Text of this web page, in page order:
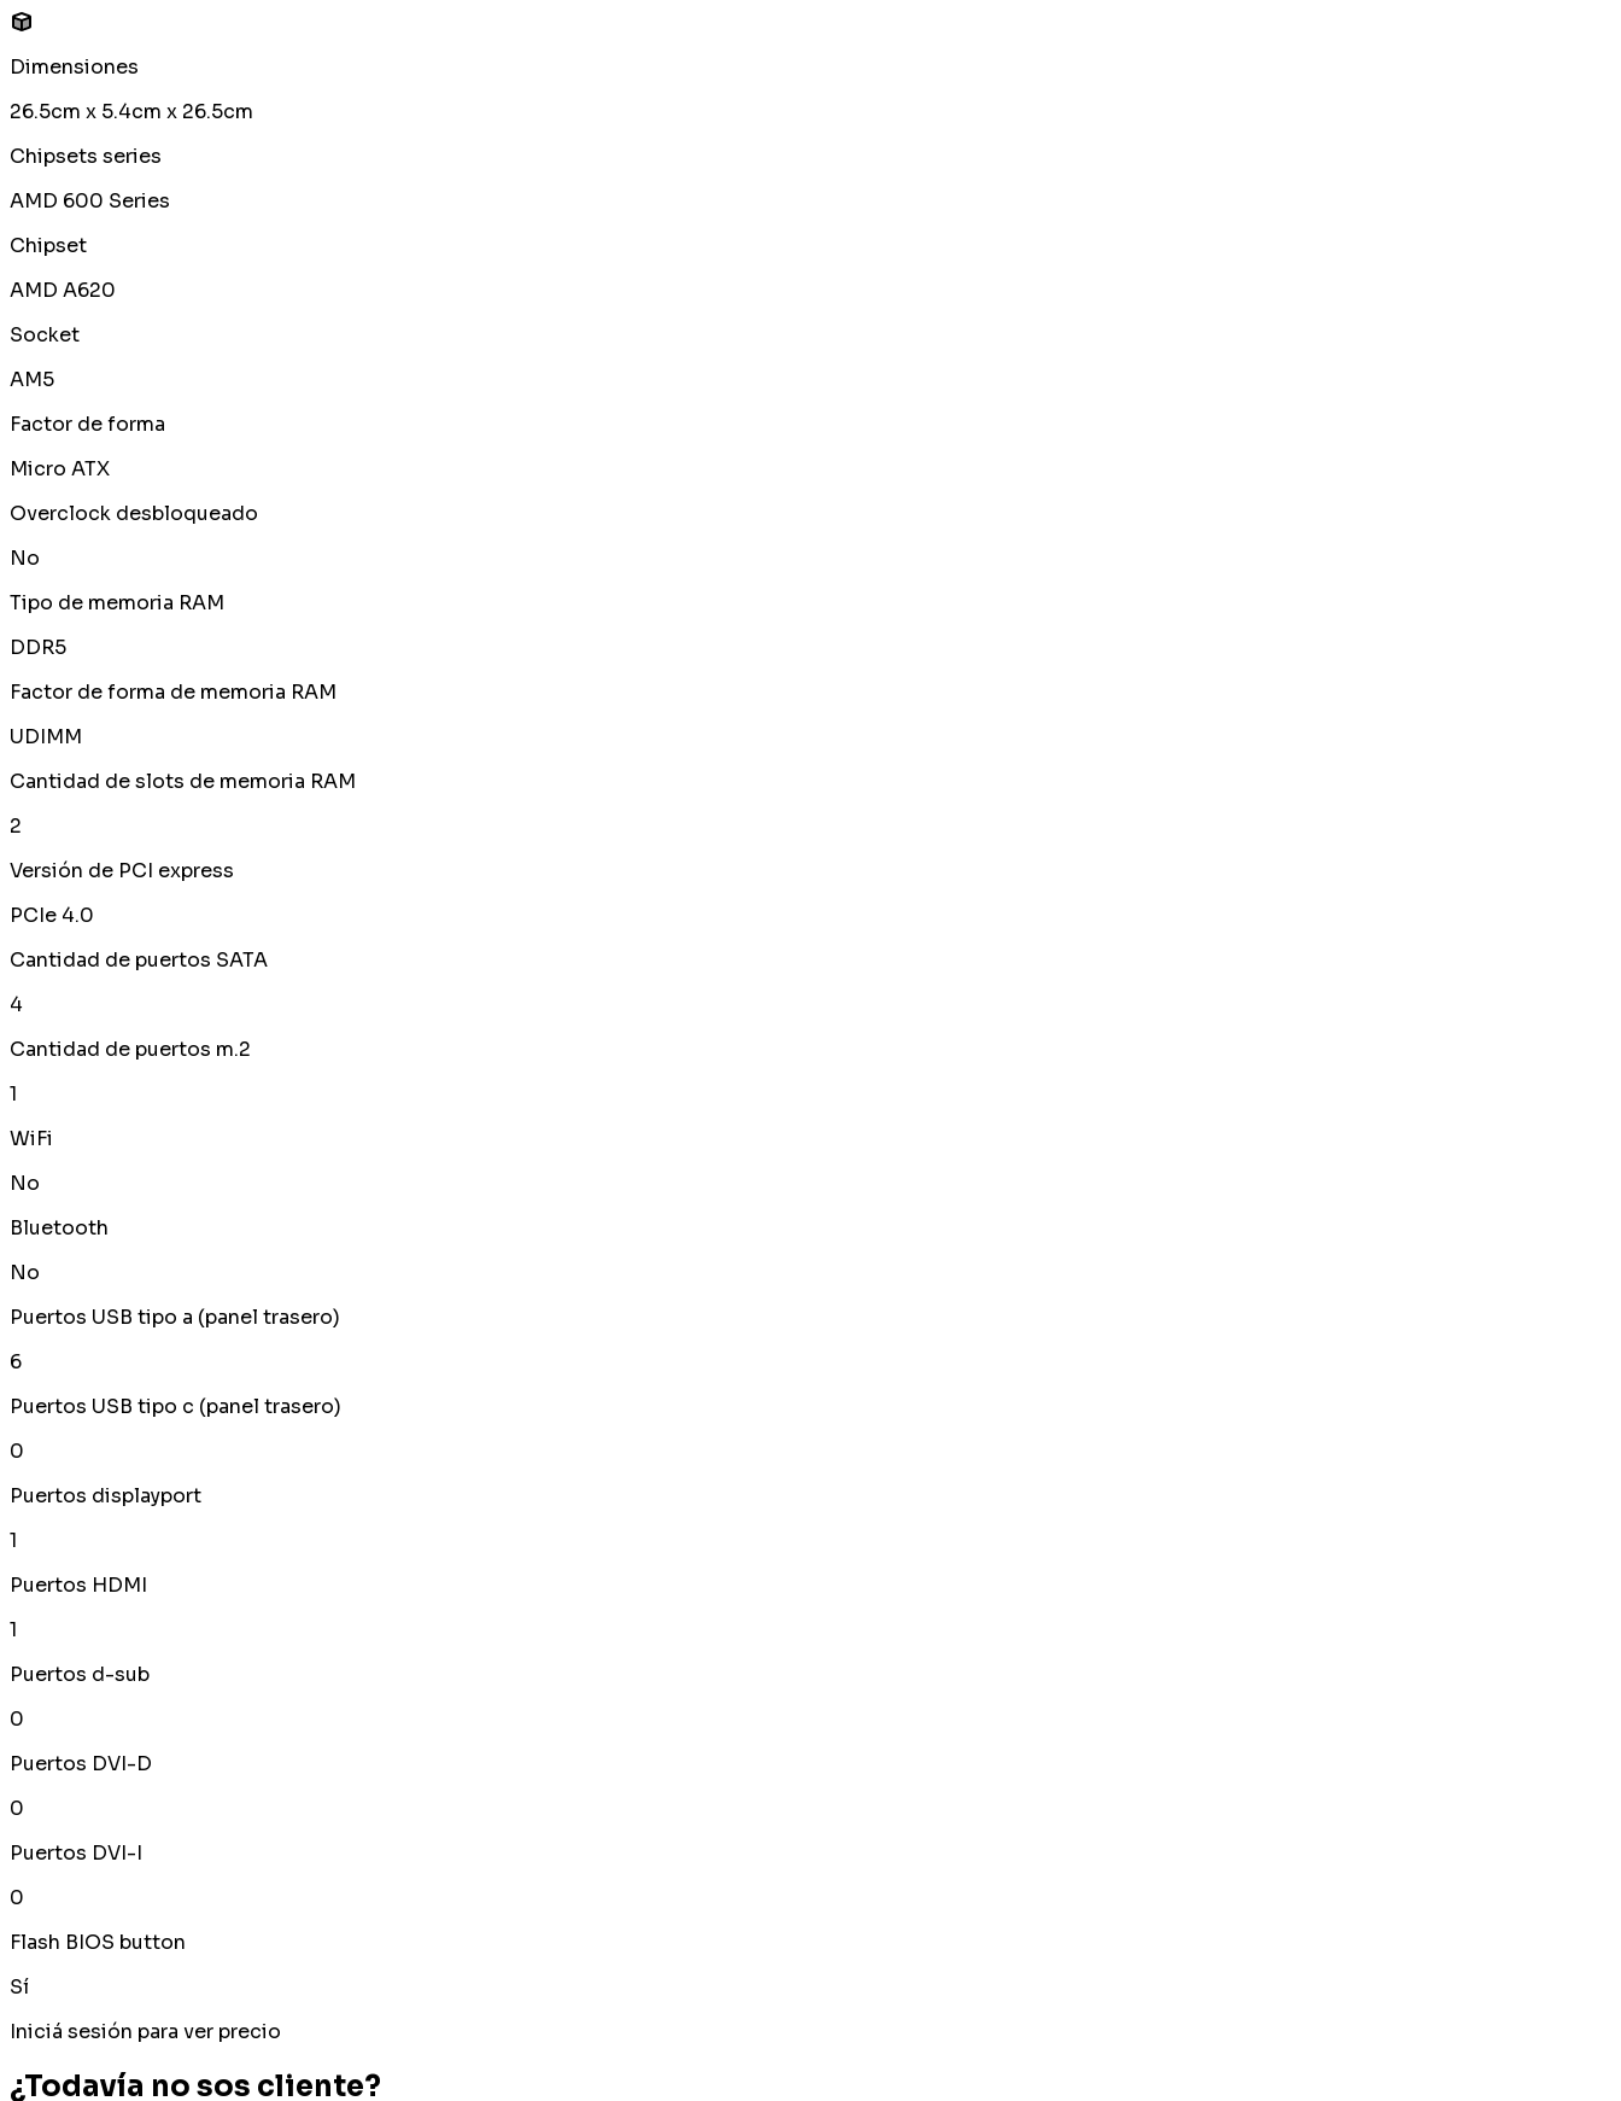
Dimensiones
26.5cm x 5.4cm x 26.5cm
Chipsets series
AMD 600 Series
Chipset
AMD A620
Socket
AM5
Factor de forma
Micro ATX
Overclock desbloqueado
No
Tipo de memoria RAM
DDR5
Factor de forma de memoria RAM
UDIMM
Cantidad de slots de memoria RAM
2
Versión de PCI express
PCIe 4.0
Cantidad de puertos SATA
4
Cantidad de puertos m.2
1
WiFi
No
Bluetooth
No
Puertos USB tipo a (panel trasero)
6
Puertos USB tipo c (panel trasero)
0
Puertos displayport
1
Puertos HDMI
1
Puertos d-sub
0
Puertos DVI-D
0
Puertos DVI-I
0
Flash BIOS button
Sí
Iniciá sesión para ver precio
¿Todavía no sos cliente?